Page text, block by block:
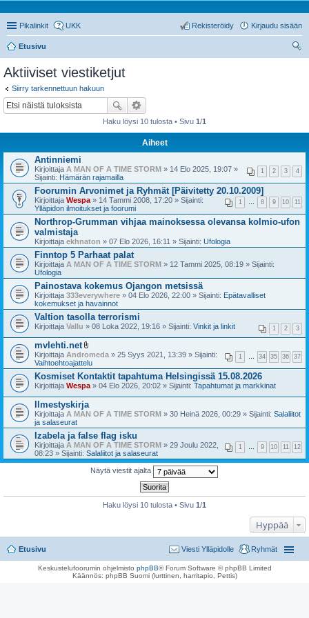
Pikalinkit UKK Kirjaudu sisään
Rekisteröidy
Etusivu
Aktiiviset viestiketjut
Siirry tarkennettuun hakuun
Haku löysi 10 tulosta • Sivu 1/1
Aiheet
Antinniemi
1 2 3 4
Kirjoittaja A MAN OF A TIME STORM » 14 Elo 2025, 19:07 »
Sijainti: Hämärän rajamailla
Foorumin Arvonimet ja Ryhmät [Päivitetty 20.10.2009]
1 8 9 10 11
Kirjoittaja Wespa » 14 Tammi 2008, 17:20 » Sijainti:
Ylläpidon ilmoitukset ja foorumi
Northrop-Grumman vihjaa mainoksessa olevansa kolmio-ufon
valmistaja
Kirjoittaja ekhnaton » 07 Elo 2026, 16:11 » Sijainti: Ufologia
Finntop 5 Parhaat palat
Kirjoittaja A MAN OF A TIME STORM » 12 Tammi 2025, 08:19 » Sijainti:
Ufologia
Painostava kokemus Ojangon metsissä
Kirjoittaja 333everywhere » 04 Elo 2026, 22:00 » Sijainti: Epätavalliset
kokemukset ja havainnot
Valtion tasolla terrorismi
1 2 3
Kirjoittaja Vallu » 08 Loka 2022, 19:16 » Sijainti: Vinkit ja linkit
mvlehti.net
l
i
i
t
t
t
1 34 35 36 37
Kirjoittaja Andromeda » 25 Syys 2021, 13:39 » Sijainti:
Vaihtoehtoajattelu
Kosmiset Kontaktit tapahtuma Helsingissä 15.08.2026
Kirjoittaja Wespa » 04 Elo 2026, 20:02 » Sijainti: Tapahtumat ja markkinat
Ilmestyskirja
Kirjoittaja A MAN OF A TIME STORM » 30 Heinä 2026, 00:29 » Sijainti: Salaliitot
ja salaseurat
Izabela ja false flag isku
1 9 10 11 12
Kirjoittaja A MAN OF A TIME STORM » 29 Joulu 2022,
08:23 » Sijainti: Salaliitot ja salaseurat
Näytä viestit ajalta
Haku löysi 10 tulosta • Sivu 1/1
Hyppää
Etusivu Ryhmät
Viesti Ylläpidolle
Keskustelufoorumin ohjelmisto phpBB® Forum Software © phpBB Limited
Käännös: phpBB Suomi (lurttinen, harritapio, Pettis)